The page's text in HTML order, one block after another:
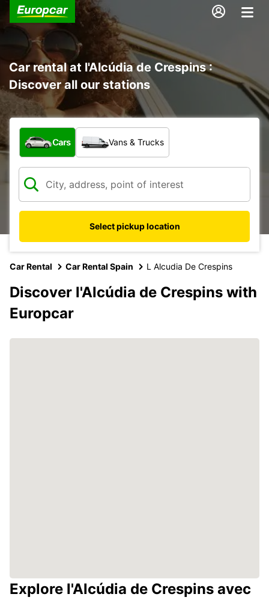
Car rental at l'Alcúdia de Crespins :
Discover all our stations
What type of vehicle?
Cars Vans & Trucks
Select pickup location
Car Rental Car Rental Spain L Alcudia De Crespins
Discover l'Alcúdia de Crespins with
Europcar
Explore l'Alcúdia de Crespins avec